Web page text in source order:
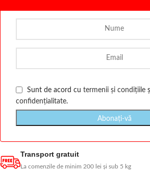
Sunt de acord cu termenii și condițiile
confidențialitate.
Transport gratuit
La comenzile de minim 200 lei și sub 5 kg